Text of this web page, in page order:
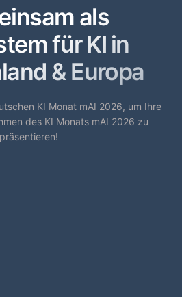
als
für KI in
& Europa
KI Monat mAI 2026, um Ihre
des KI Monats mAI 2026 zu
präsentieren!